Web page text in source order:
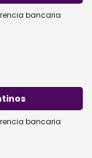
bancaria
bancaria